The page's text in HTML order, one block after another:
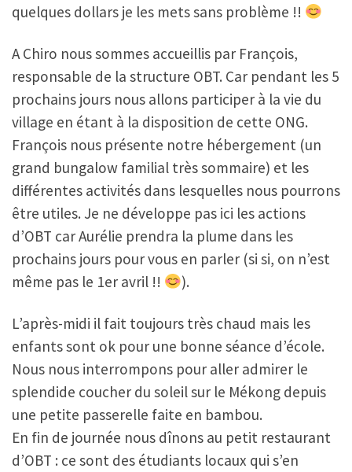
quelques dollars je les mets sans problème !!
A Chiro nous sommes accueillis par François,
responsable de la structure OBT. Car pendant les 5
prochains jours nous allons participer à la vie du
village en étant à la disposition de cette ONG.
François nous présente notre hébergement (un
grand bungalow familial très sommaire) et les
différentes activités dans lesquelles nous pourrons
être utiles. Je ne développe pas ici les actions
d’OBT car Aurélie prendra la plume dans les
prochains jours pour vous en parler (si si, on n’est
même pas le 1er avril !!
).
L’après-midi il fait toujours très chaud mais les
enfants sont ok pour une bonne séance d’école.
Nous nous interrompons pour aller admirer le
splendide coucher du soleil sur le Mékong depuis
une petite passerelle faite en bambou.
En fin de journée nous dînons au petit restaurant
d’OBT : ce sont des étudiants locaux qui s’en